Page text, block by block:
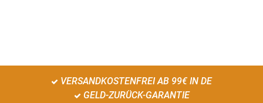
VERSANDKOSTENFREI AB 99€ IN DE
GELD-ZURÜCK-GARANTIE